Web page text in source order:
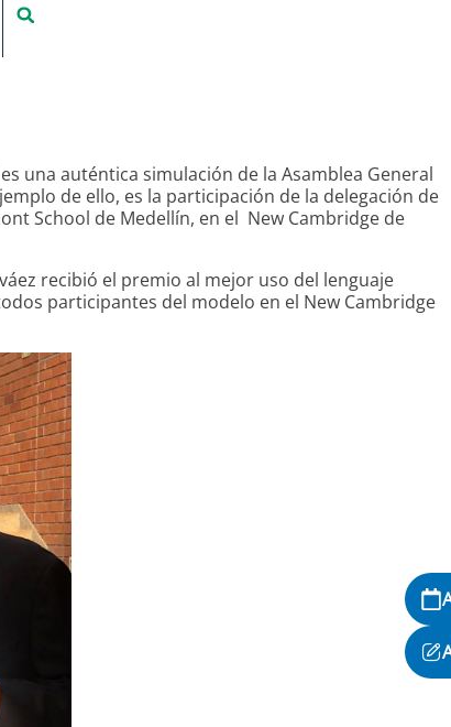
una auténtica simulación de la Asamblea General
de ello, es la participación de la delegación de
School de Medellín, en el New Cambridge de
recibió el premio al mejor uso del lenguaje
participantes del modelo en el New Cambridge